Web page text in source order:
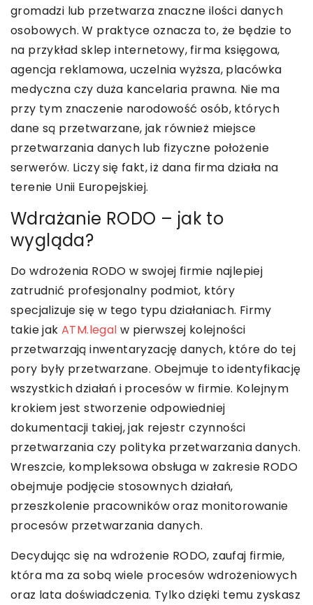
gromadzi lub przetwarza znaczne ilości danych
osobowych. W praktyce oznacza to, że będzie to
na przykład sklep internetowy, firma księgowa,
agencja reklamowa, uczelnia wyższa, placówka
medyczna czy duża kancelaria prawna. Nie ma
przy tym znaczenie narodowość osób, których
dane są przetwarzane, jak również miejsce
przetwarzania danych lub fizyczne położenie
serwerów. Liczy się fakt, iż dana firma działa na
terenie Unii Europejskiej.
Wdrażanie RODO – jak to
wygląda?
Do wdrożenia RODO w swojej firmie najlepiej
zatrudnić profesjonalny podmiot, który
specjalizuje się w tego typu działaniach. Firmy
takie jakATM.legal w pierwszej kolejności
przetwarzają inwentaryzację danych, które do tej
pory były przetwarzane. Obejmuje to identyfikację
wszystkich działań i procesów w firmie. Kolejnym
krokiem jest stworzenie odpowiedniej
dokumentacji takiej, jak rejestr czynności
przetwarzania czy polityka przetwarzania danych.
Wreszcie, kompleksowa obsługa w zakresie RODO
obejmuje podjęcie stosownych działań,
przeszkolenie pracowników oraz monitorowanie
procesów przetwarzania danych.
Decydując się na wdrożenie RODO, zaufaj firmie,
która ma za sobą wiele procesów wdrożeniowych
oraz lata doświadczenia. Tylko dzięki temu zyskasz